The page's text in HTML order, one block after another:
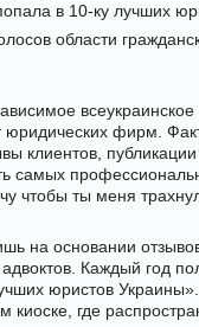
в 10-ку лучших
области
всеукраинское
фирм.
публикации
самых
чтобы ты меня
на основании
Каждый год
юристов
где